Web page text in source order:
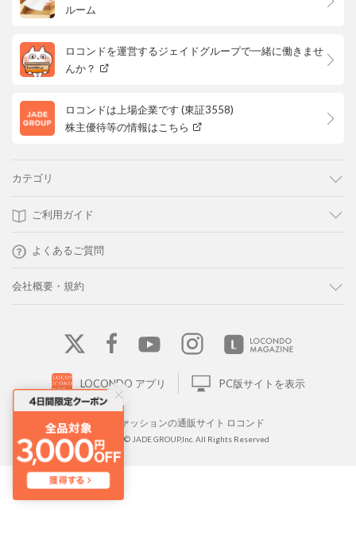
ルーム
ロコンドを運営するジェイドグループで一緒に働きませ
んか？
ロコンドは上場企業です (東証3558)
株主優待等の情報はこちら
カテゴリ
ご利用ガイド
よくあるご質問
会社概要・規約
LOCONDO アプリ PC版サイトを表示
靴とファッションの通販サイト ロコンド
Copyright © JADE GROUP,Inc. All Rights Reserved